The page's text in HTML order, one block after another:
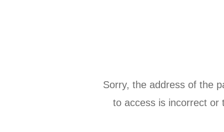
Sorry, the address of the
to access is incorrect or